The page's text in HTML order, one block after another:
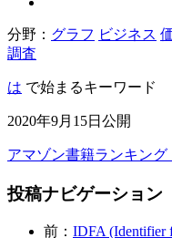
分野： グラフ ビジネス
調査
は で始まるキーワード
2020年9月15日公開
アマゾン書籍ランキン
投稿ナビゲーション
前： IDFA (Identifier